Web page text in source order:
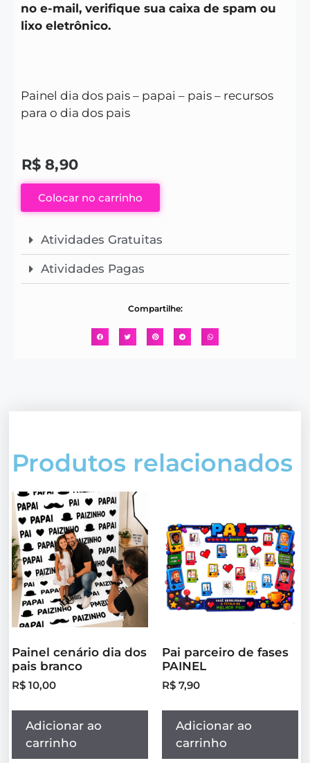
no e-mail, verifique sua caixa de spam ou
lixo eletrônico.
Painel dia dos pais – papai – pais – recursos
para o dia dos pais
R$ 8,90
Colocar no carrinho
Atividades Gratuitas
Atividades Pagas
Compartilhe:
Produtos relacionados
Painel cenário dia dos
pais branco
R$ 10,00
Adicionar ao
carrinho
Pai parceiro de fases
PAINEL
R$ 7,90
Adicionar ao
carrinho